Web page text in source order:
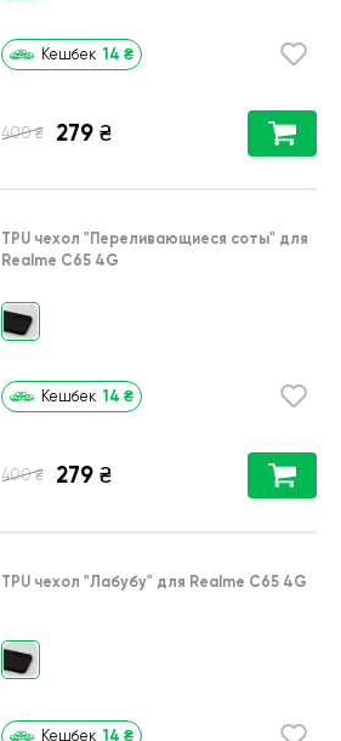
Кешбек 14 ₴
400 ₴ 279 ₴
TPU чехол "Переливающиеся соты" для
Realme C65 4G
Кешбек 14 ₴
400 ₴ 279 ₴
TPU чехол "Лабубу" для Realme C65 4G
Кешбек 14 ₴